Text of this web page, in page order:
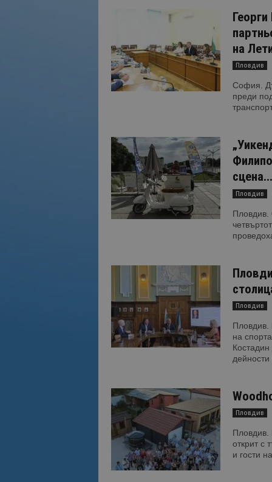
на
Пловдив
София.
преди
сцена...
Пловдив
Пловдив.
Пловдив
Пловдив.
на
дейности
Пловдив
открит с
и гости